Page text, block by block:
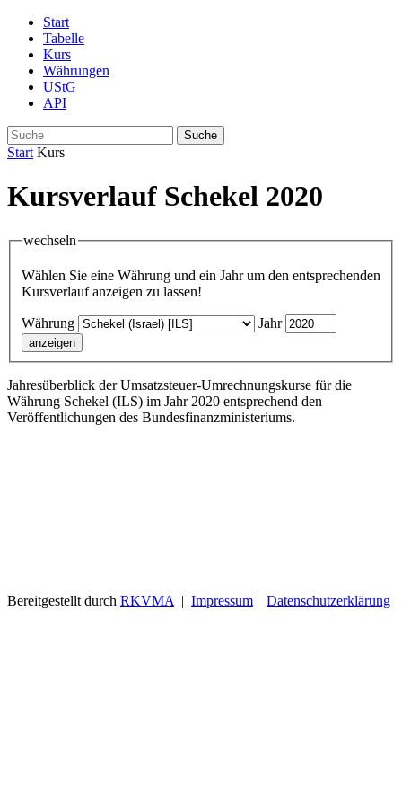
Start
Tabelle
Kurs
Währungen
UStG
API
Suche
Start Kurs
Kursverlauf Schekel 2020
wechseln
Wählen Sie eine Währung und ein Jahr um den entsprechenden
Kursverlauf anzeigen zu lassen!
Währung Jahr
Jahresüberblick der Umsatzsteuer-Umrechnungskurse für die
Währung Schekel (ILS) im Jahr 2020 entsprechend den
Veröffentlichungen des Bundesfinanzministeriums.
Bereitgestellt durch RKVMA| Impressum Datenschutzerklärung